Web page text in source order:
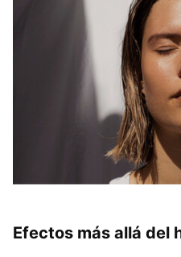
Efectos más allá del